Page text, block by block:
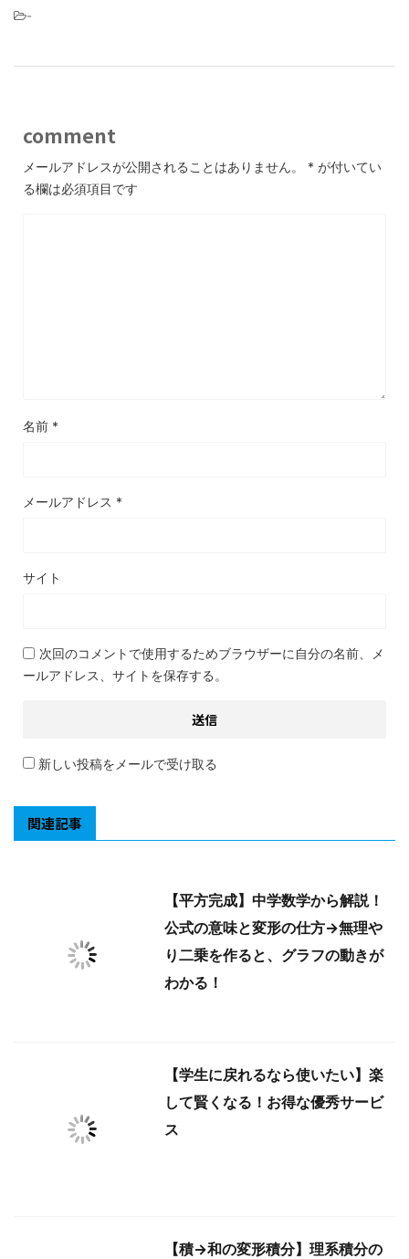
-
comment
メールアドレスが公開されることはありません。 * が付いてい
る欄は必須項目です
名前 *
メールアドレス *
サイト
次回のコメントで使用するためブラウザーに自分の名前、メ
ールアドレス、サイトを保存する。
新しい投稿をメールで受け取る
関連記事
【平方完成】中学数学から解説！
公式の意味と変形の仕方→無理や
り二乗を作ると、グラフの動きが
わかる！
【学生に戻れるなら使いたい】楽
して賢くなる！お得な優秀サービ
ス
【積→和の変形積分】理系積分の